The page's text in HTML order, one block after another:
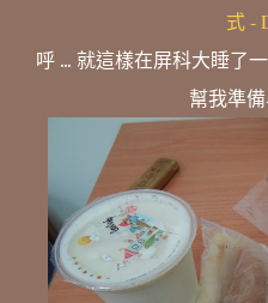
式 -
呼 ... 就這樣在屏科大睡了
幫我準